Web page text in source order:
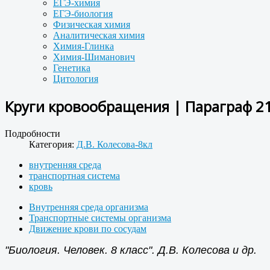
ЕГЭ-химия
ЕГЭ-биология
Физическая химия
Аналитическая химия
Химия-Глинка
Химия-Шиманович
Генетика
Цитология
Круги кровообращения | Параграф
Подробности
Категория: Д.В. Колесова-8кл
внутренняя среда
транспортная система
кровь
Внутренняя среда организма
Транспортные системы организма
Движение крови по сосудам
"Биология. Человек. 8 класс". Д.В. Колесова и др.